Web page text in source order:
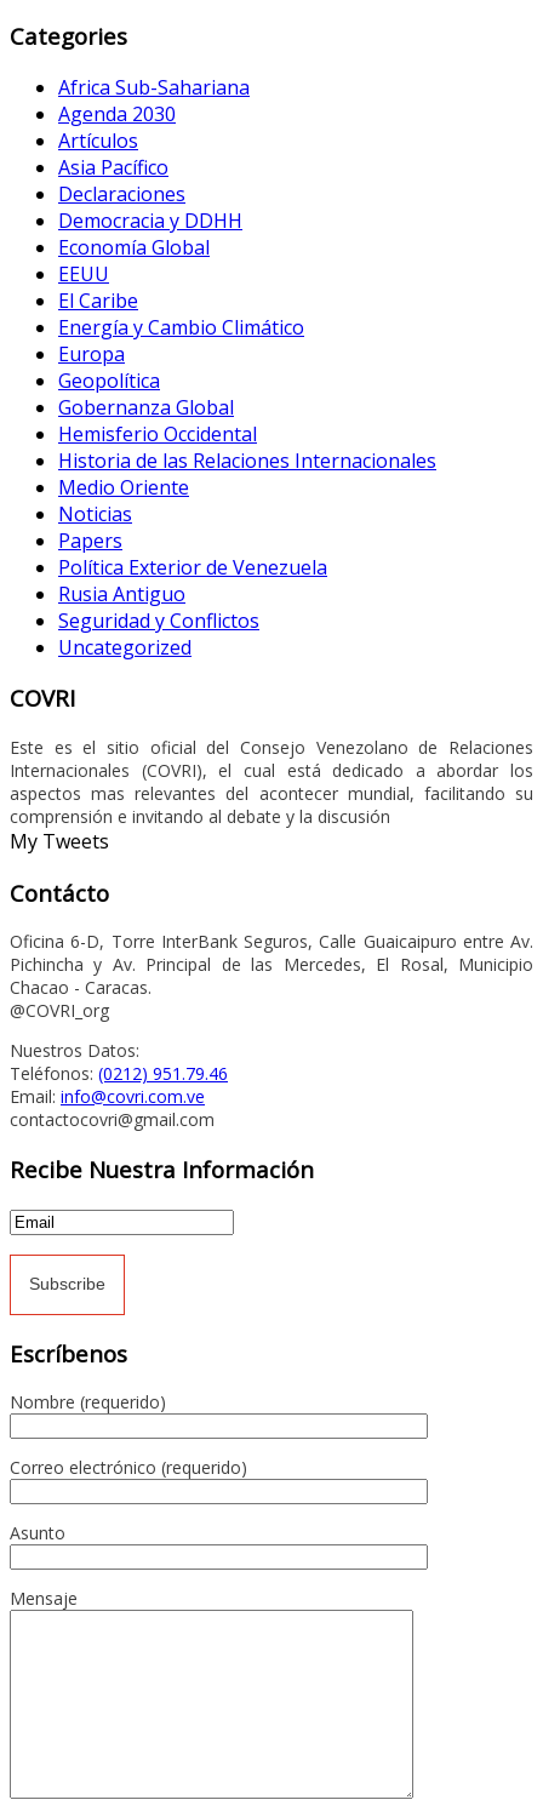
Categories
Africa Sub-Sahariana
Agenda 2030
Artículos
Asia Pacífico
Declaraciones
Democracia y DDHH
Economía Global
EEUU
El Caribe
Energía y Cambio Climático
Europa
Geopolítica
Gobernanza Global
Hemisferio Occidental
Historia de las Relaciones Internacionales
Medio Oriente
Noticias
Papers
Política Exterior de Venezuela
Rusia Antiguo
Seguridad y Conflictos
Uncategorized
COVRI
Este es el sitio oficial del Consejo Venezolano de Relaciones
Internacionales (COVRI), el cual está dedicado a abordar los
aspectos mas relevantes del acontecer mundial, facilitando su
comprensión e invitando al debate y la discusión
My Tweets
Contácto
Oficina 6-D, Torre InterBank Seguros, Calle Guaicaipuro entre Av.
Pichincha y Av. Principal de las Mercedes, El Rosal, Municipio
Chacao - Caracas.
@COVRI_org
Nuestros Datos:
Teléfonos: (0212) 951.79.46
Email: info@covri.com.ve
contactocovri@gmail.com
Recibe Nuestra Información
Escríbenos
Nombre (requerido)
Correo electrónico (requerido)
Asunto
Mensaje